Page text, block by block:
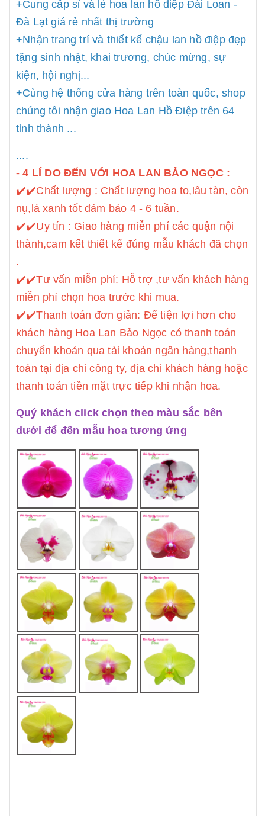
+Cung cấp sỉ và lẻ hoa lan hồ điệp Đài Loan -
Đà Lạt giá rẻ nhất thị trường
+Nhận trang trí và thiết kế chậu lan hồ điệp đẹp
tặng sinh nhật, khai trương, chúc mừng, sự
kiện, hội nghị...
+Cùng hệ thống cửa hàng trên toàn quốc, shop
chúng tôi nhận giao Hoa Lan Hồ Điệp trên 64
tỉnh thành ...
....
- 4 LÍ DO ĐẾN VỚI HOA LAN BẢO NGỌC :
✔️✔️Chất lượng : Chất lượng hoa to,lâu tàn, còn
nụ,lá xanh tốt đảm bảo 4 - 6 tuần.
✔️✔️Uy tín : Giao hàng miễn phí các quận nội
thành,cam kết thiết kế đúng mẫu khách đã chọn
.
✔️✔️Tư vấn miễn phí: Hỗ trợ ,tư vấn khách hàng
miễn phí chọn hoa trước khi mua.
✔️✔️Thanh toán đơn giản: Để tiện lợi hơn cho
khách hàng Hoa Lan Bảo Ngọc có thanh toán
chuyển khoản qua tài khoản ngân hàng,thanh
toán tại địa chỉ công ty, địa chỉ khách hàng hoặc
thanh toán tiền mặt trực tiếp khi nhận hoa.
Quý khách click chọn theo màu sắc bên
dưới để đến mẫu hoa tương ứng